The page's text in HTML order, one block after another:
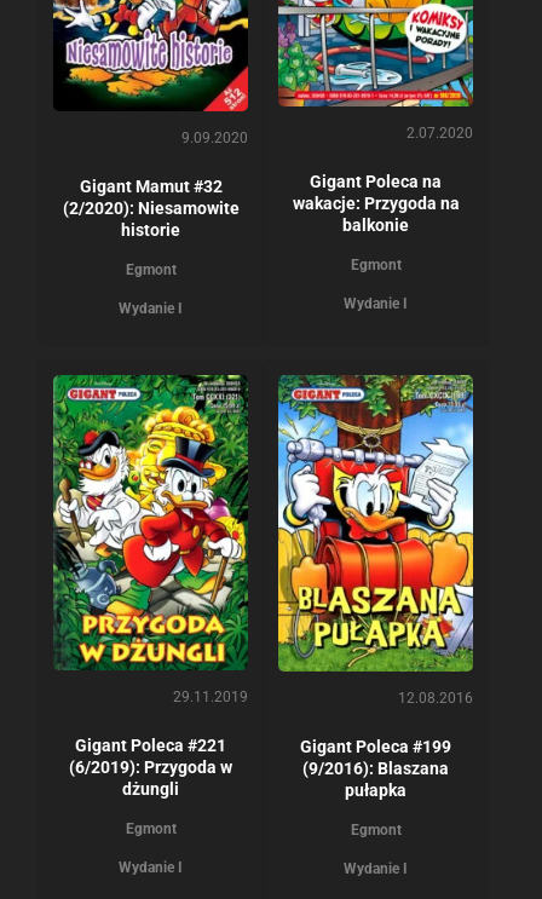
9.09.2020
Gigant Mamut #32
(2/2020): Niesamowite
historie
Egmont
Wydanie I
2.07.2020
Gigant Poleca na
wakacje: Przygoda na
balkonie
Egmont
Wydanie I
29.11.2019
Gigant Poleca #221
(6/2019): Przygoda w
dżungli
Egmont
Wydanie I
12.08.2016
Gigant Poleca #199
(9/2016): Blaszana
pułapka
Egmont
Wydanie I